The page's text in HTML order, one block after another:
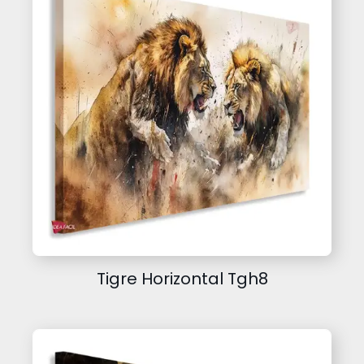
Tigre Horizontal Tgh8